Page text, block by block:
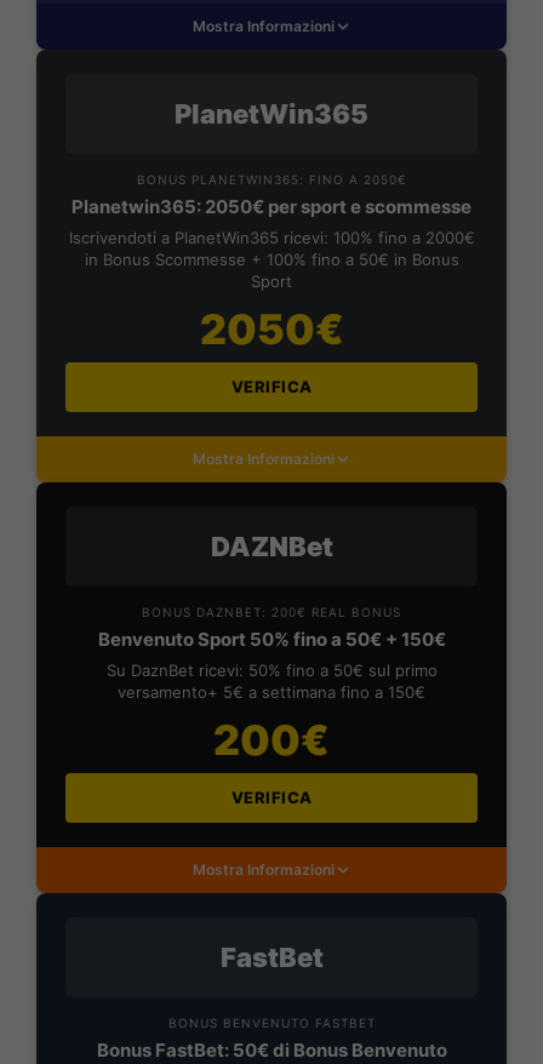
Mostra Informazioni
PlanetWin365
BONUS PLANETWIN365: FINO A 2050€
Planetwin365: 2050€ per sport e scommesse
Iscrivendoti a PlanetWin365 ricevi: 100% fino a 2000€
in Bonus Scommesse + 100% fino a 50€ in Bonus
Sport
2050€
VERIFICA
Mostra Informazioni
DAZNBet
BONUS DAZNBET: 200€ REAL BONUS
Benvenuto Sport 50% fino a 50€ + 150€
Su DaznBet ricevi: 50% fino a 50€ sul primo
versamento+ 5€ a settimana fino a 150€
200€
VERIFICA
Mostra Informazioni
FastBet
BONUS BENVENUTO FASTBET
Bonus FastBet: 50€ di Bonus Benvenuto